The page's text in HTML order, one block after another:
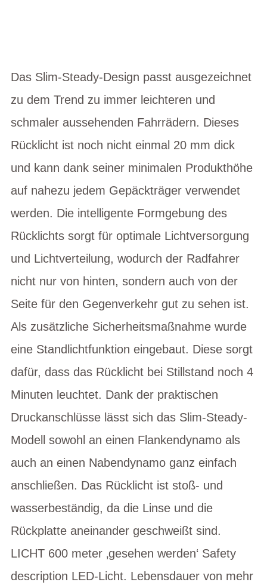
Das Slim-Steady-Design passt ausgezeichnet
zu dem Trend zu immer leichteren und
schmaler aussehenden Fahrrädern. Dieses
Rücklicht ist noch nicht einmal 20 mm dick
und kann dank seiner minimalen Produkthöhe
auf nahezu jedem Gepäckträger verwendet
werden. Die intelligente Formgebung des
Rücklichts sorgt für optimale Lichtversorgung
und Lichtverteilung, wodurch der Radfahrer
nicht nur von hinten, sondern auch von der
Seite für den Gegenverkehr gut zu sehen ist.
Als zusätzliche Sicherheitsmaßnahme wurde
eine Standlichtfunktion eingebaut. Diese sorgt
dafür, dass das Rücklicht bei Stillstand noch 4
Minuten leuchtet. Dank der praktischen
Druckanschlüsse lässt sich das Slim-Steady-
Modell sowohl an einen Flankendynamo als
auch an einen Nabendynamo ganz einfach
anschließen. Das Rücklicht ist stoß- und
wasserbeständig, da die Linse und die
Rückplatte aneinander geschweißt sind.
LICHT 600 meter ‚gesehen werden‘ Safety
description LED-Licht. Lebensdauer von mehr